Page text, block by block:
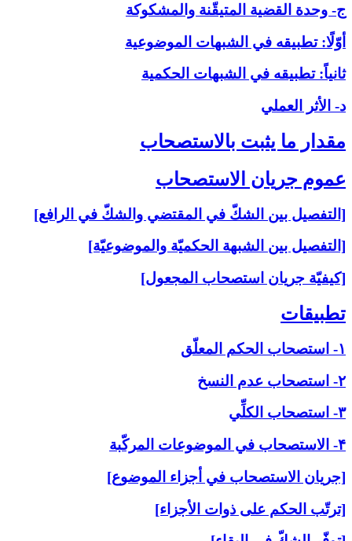
ج- وحدة القضية المتيقّنة والمشكوكة
أوّلًا: تطبيقه في الشبهات الموضوعية
ثانياً: تطبيقه في الشبهات الحكمية
د- الأثر العملي
مقدار ما يثبت بالاستصحاب‏
عموم جريان الاستصحاب‏
[التفصيل بين الشكّ في المقتضي والشكّ في الرافع]
[التفصيل بين الشبهة الحكميّة والموضوعيّة]
[كيفيّة جريان استصحاب المجعول]
تطبيقات‏
۱- استصحاب الحكم المعلّق
۲- استصحاب عدم النسخ
۳- استصحاب الكلِّي
۴- الاستصحاب في الموضوعات المركّبة
[جريان الاستصحاب في أجزاء الموضوع]
[ترتّب الحكم على ذوات الأجزاء]